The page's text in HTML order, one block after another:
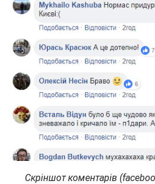
Скріншот коментарів